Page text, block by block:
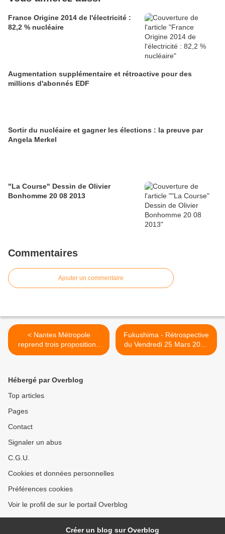
France Origine 2014 de l'électricité :
82,2 % nucléaire
Augmentation supplémentaire et rétroactive pour des
millions d'abonnés EDF
Sortir du nucléaire et gagner les élections : la preuve par
Angela Merkel
"La Course" Dessin de Olivier
Bonhomme 20 08 2013
Commentaires
Ajouter un commentaire
< Nantes Métropole
reprend trois propositions
du Plan Vélo des élus
Fukushima - Rétrospective
du Vendredi 25 Mars 2011
au 11 Avril 2011 >
Hébergé par Overblog
Top articles
Pages
Contact
Signaler un abus
C.G.U.
Cookies et données personnelles
Préférences cookies
Voir le profil de sur le portail Overblog
Créer un blog sur Overblog